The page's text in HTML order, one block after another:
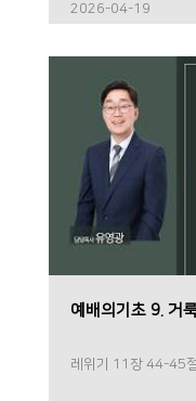
2026-04-19
예배의기초 9. 거
레위기 11장 44-45절